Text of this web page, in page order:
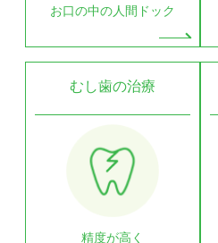
お口の中の人間ドック
むし歯の治療
精度が高く